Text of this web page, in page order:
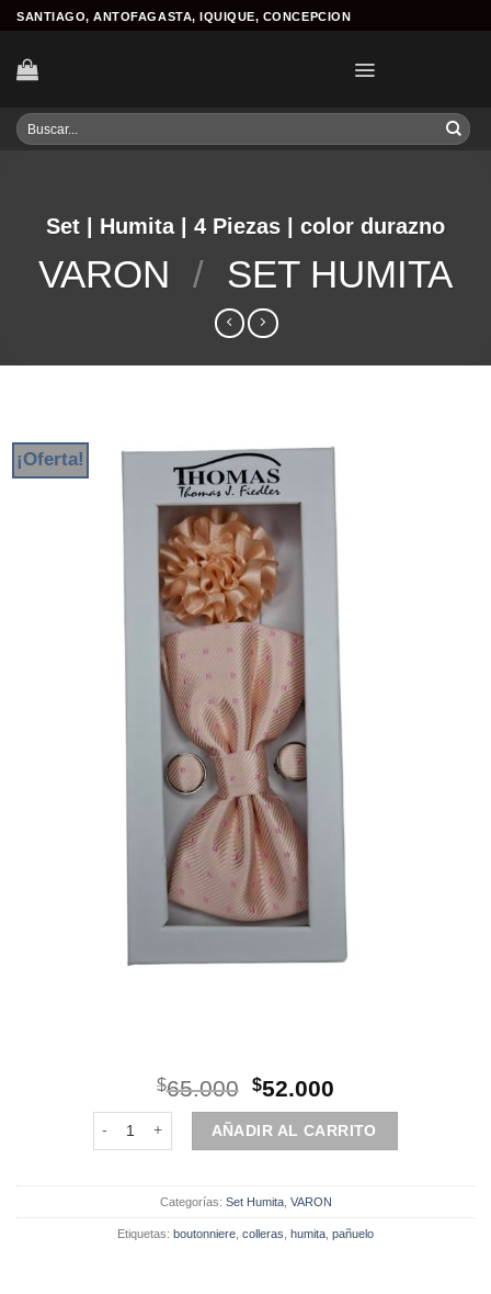
Skip
content
SANTIAGO, ANTOFAGASTA, IQUIQUE, CONCEPCION
Buscar
por:
Set | Humita | 4 Piezas | color durazno
VARON / SET HUMITA
¡Oferta!
$65.000 El
precio
original
era:
$65.000.
$52.000
precio
actual
es:
$52.000.
Set | Humita | 4 Piezas | color durazno cantidad
AÑADIR AL CARRITO
Categorías: Set Humita, VARON
Etiquetas: boutonniere colleras humita pañuelo